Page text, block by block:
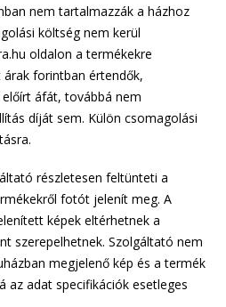
nem tartalmazzák a házhoz
költség nem kerül
oldalon a termékekre
forintban értendők,
áfát, továbbá nem
díját sem. Külön csomagolási
részletesen feltünteti a
fotót jelenít meg. A
képek eltérhetnek a
szerepelhetnek. Szolgáltató nem
megjelenő kép és a termék
az adat specifikációk esetleges